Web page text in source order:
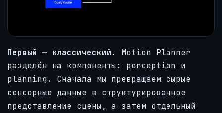
Первый — классический . Motion Planner
разделён на компоненты: perception и
planning. Сначала мы превращаем сырые
сенсорные данные в структурированное
представление сцены, а затем отдельный